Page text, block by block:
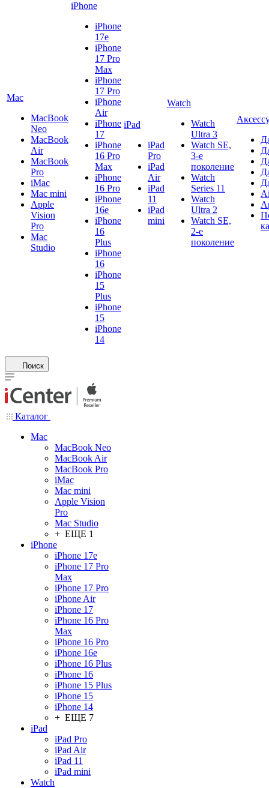
Mac
MacBook
Neo
MacBook
Air
MacBook
Pro
iMac
Mac mini
Apple
Vision
Pro
Mac
Studio
iPhone
iPhone
17e
iPhone
17 Pro
Max
iPhone
17 Pro
iPhone
Air
iPhone
17
iPhone
16 Pro
Max
iPhone
16 Pro
iPhone
16e
iPhone
16
Plus
iPhone
16
iPhone
15
Plus
iPhone
15
iPhone
14
iPad
iPad
Pro
iPad
Air
iPad
11
iPad
mini
Watch
Watch
Ultra 3
Watch SE,
3-е
поколение
Watch
Series 11
Watch
Ultra 2
Watch SE,
2-е
поколение
Поиск
Каталог
Mac
MacBook Neo
MacBook Air
MacBook Pro
iMac
Mac mini
Apple Vision
Pro
Mac Studio
+ ЕЩЕ 1
iPhone
iPhone 17e
iPhone 17 Pro
Max
iPhone 17 Pro
iPhone Air
iPhone 17
iPhone 16 Pro
Max
iPhone 16 Pro
iPhone 16e
iPhone 16 Plus
iPhone 16
iPhone 15 Plus
iPhone 15
iPhone 14
+ ЕЩЕ 7
iPad
iPad Pro
iPad Air
iPad 11
iPad mini
Watch